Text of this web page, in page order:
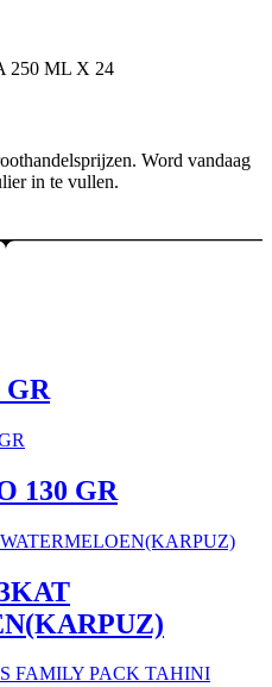
250 ML X 24
Word vandaag
in te vullen.
GR
130 GR